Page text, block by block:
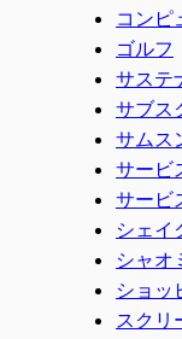
コンピ
ゴルフ
サステ
サブス
サムス
サービ
サービ
シェイ
シャオ
ショッ
スクリ